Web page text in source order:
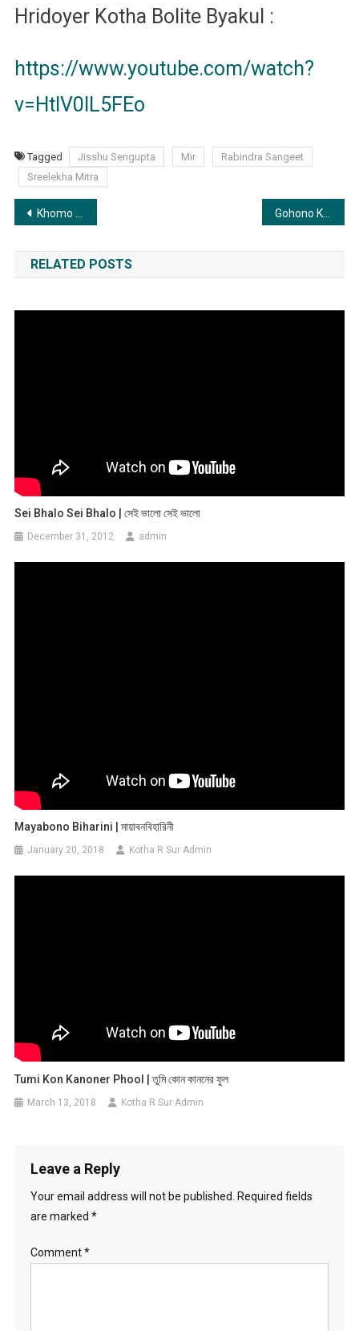
Hridoyer Kotha Bolite Byakul :
https://www.youtube.com/watch?
v=HtlV0IL5FEo
Tagged Jisshu Sengupta Mir
Rabindra Sangeet
Sreelekha Mitra
Post
navigation
Khomo Khomo Oporadh | ক্ষম ক্ষম অপরাধ
RELATED POSTS
Sei Bhalo Sei Bhalo | সেই ভালো সেই ভালো
December 31, 2012 admin
Mayabono Biharini | মায়াবনবিহারিনী
January 20, 2018 Kotha R Sur Admin
Tumi Kon Kanoner Phool | তুমি কোন কাননের ফুল
March 13, 2018 Kotha R Sur Admin
Leave a Reply
Your email address will not be published.
Required fields
are marked *
Comment*